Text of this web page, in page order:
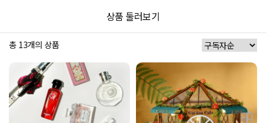
상품 둘러보기
총 13개의 상품